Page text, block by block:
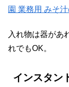
園 業務用 みそ
入れ物は器があ
れでもOK。
インスタン